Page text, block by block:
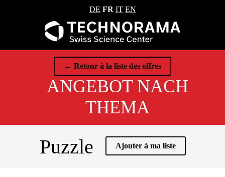
DE FR IT EN
← Retour à la liste des offres
ANGEBOT NACH
THEMA
Puzzle Ajouter à ma liste